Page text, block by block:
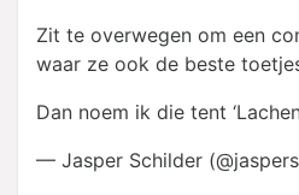
Zit te overwegen om een
waar ze ook de beste
Dan noem ik die tent
— Jasper Schilder